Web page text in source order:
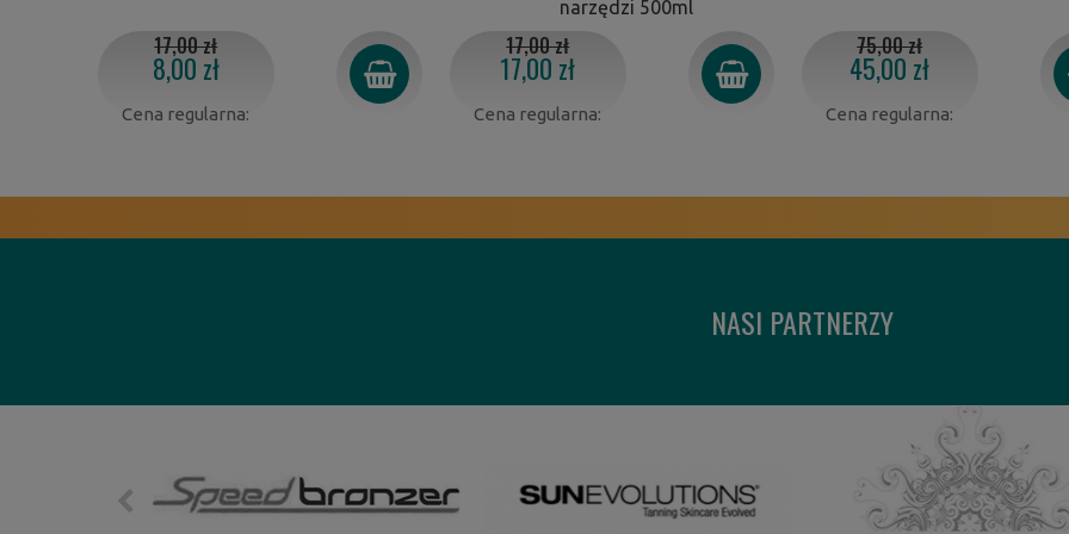
8,00 zł
Cena regularna:
17,00 zł
narzędzi 500ml
17,00 zł
Cena regularna:
17,00 zł
45,00 zł
Cena regularna:
75,00 zł
NASI PARTNERZY